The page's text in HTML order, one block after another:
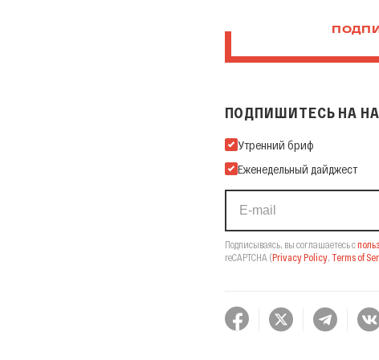
ПОДПИШИТЕСЬ НА
Подпишитесь на нашу Email-
Утренний бриф
Еженедельный дайджест
Подписываясь, вы соглашаетесь с
reCAPTCHA (Privacy Policy, Terms of